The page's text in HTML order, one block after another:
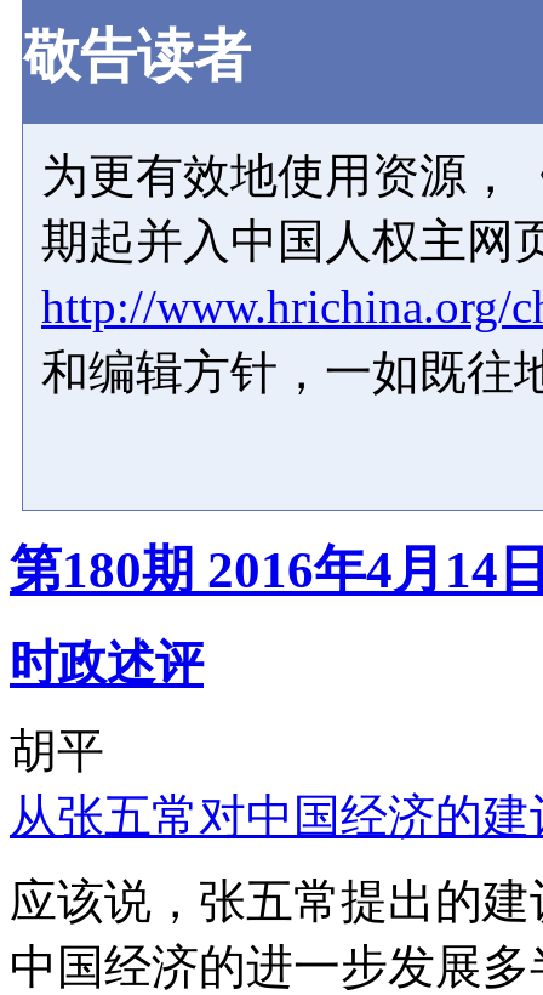
敬告读者
为更有效地使用资源，
期起并入中国人权主网
http://www.hrichina.org/
和编辑方针，一如既往
第180期 2016年4月14
时政述评
胡平
从张五常对中国经济的
应该说，张五常提出的
中国经济的进一步发展